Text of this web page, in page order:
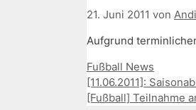
21. Juni 2011 von Andi
Aufgrund
Kategorien
Fußball News
[11.06.2011]:
[Fußball] Teilnahme